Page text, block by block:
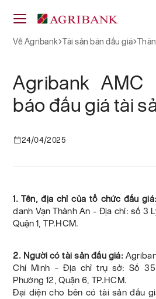
Về Agribank Tài sản bán đấu giá
Agribank AMC
báo đấu giá tài
24/04/2025
1. Tên, địa chỉ của tổ chức đấu giá:
danh Vạn Thành An - Địa chỉ: số 3
Quận 1, TP.HCM.
2. Người có tài sản đấu giá:
Chí Minh – Địa chỉ trụ sở: Số
Phường 12, Quận 6, TP.HCM.
Đại diện cho bên có tài sản đấu